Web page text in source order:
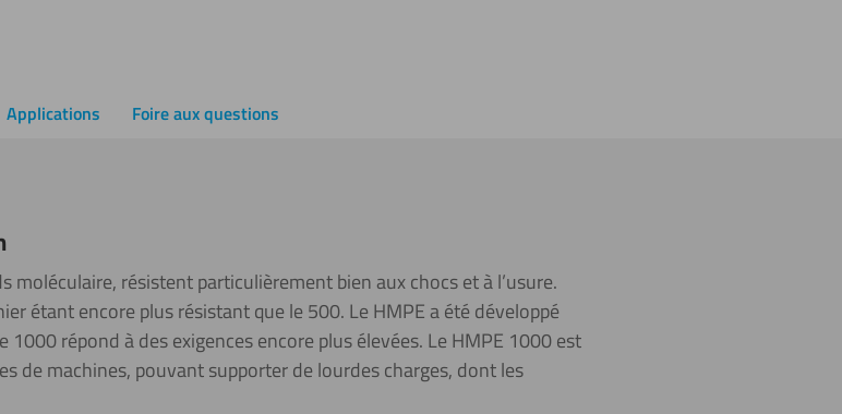
Applications Foire aux questions
moléculaire, résistent particulièrement bien aux chocs et à l’usure.
étant encore plus résistant que le 500. Le HMPE a été développé
répond à des exigences encore plus élevées. Le HMPE 1000 est
de machines, pouvant supporter de lourdes charges, dont les